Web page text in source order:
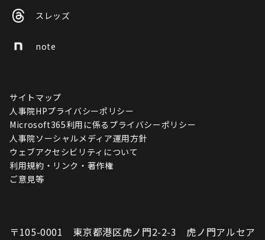
スレッズ
note
サイトマップ
人事院HPプライバシーポリシー
Microsoft365利用に係るプライバシーポリシー
人事院ソーシャルメディア運用方針
ウェブアクセシビリティについて
利用規約・リンク・著作権
ご意見等
〒105-0001 東京都港区虎ノ門2-2-3 虎ノ門アルセア